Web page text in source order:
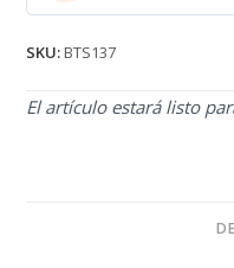
SKU:BTS137
El artículo estará listo